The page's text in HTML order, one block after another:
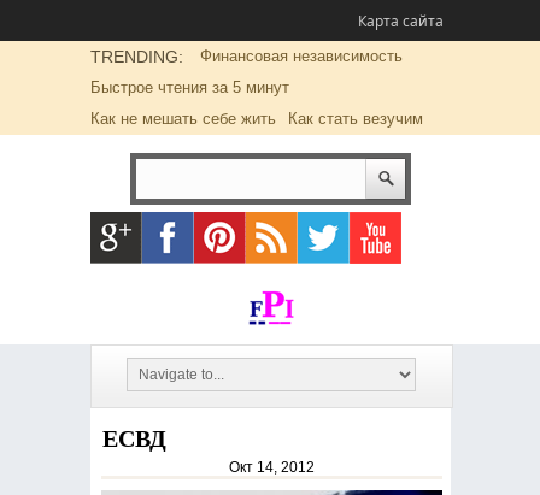
Карта сайта
TRENDING:
Финансовая независимость
Быстрое чтения за 5 минут
Как не мешать себе жить
Как стать везучим
ЕСВД
Окт 14, 2012